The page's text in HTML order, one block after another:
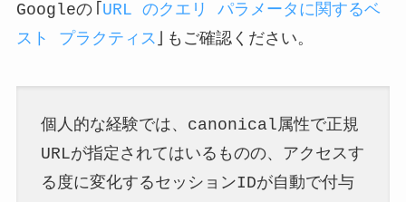
Googleの「 URL のクエリ パラメータに関するベ
スト プラクティス 」もご確認ください。
個人的な経験では、canonical属性で正規
URLが指定されてはいるものの、アクセスす
る度に変化するセッションIDが自動で付与